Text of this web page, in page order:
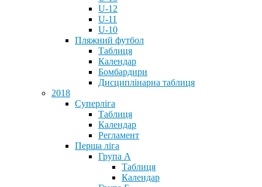
U-12
U-11
U-10
Пляжний футбол
Таблиця
Календар
Бомбардири
Дисциплінарна таблиця
2018
Суперліга
Таблиця
Календар
Регламент
Перша ліга
Група А
Таблиця
Календар